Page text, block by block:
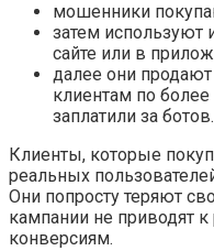
мошенники
затем используют
сайте или в
далее они
клиентам по
заплатили за ботов.
Клиенты, которые
реальных
Они попросту теряют
кампании не приводят
конверсиям.